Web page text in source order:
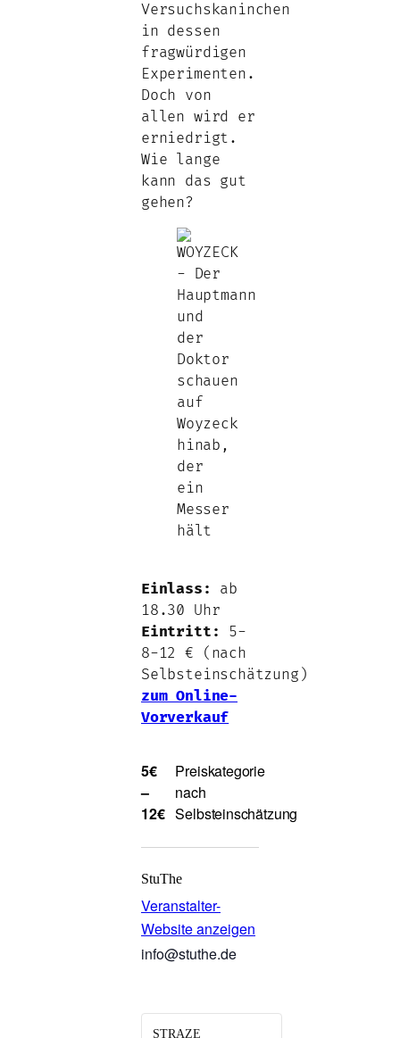
Versuchskaninchen
in dessen
fragwürdigen
Experimenten.
Doch von
allen wird er
erniedrigt.
Wie lange
kann das gut
gehen?
Einlass:
ab
18.30 Uhr
Eintritt:
5-
8-12 € (nach
Selbsteinschätzung)
zum Online-
Vorverkauf
5€
–
12€
Preiskategorie
nach
Selbsteinschätzung
StuThe
Veranstalter-
Website anzeigen
info@stuthe.de
STRAZE